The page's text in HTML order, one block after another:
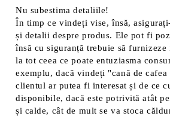
Nu subestima detaliile!
În timp ce vindeți vise, însă,
și detalii despre produs. Ele pot fi
însă cu siguranță trebuie să
la tot ceea ce poate entuziasma
exemplu, dacă vindeți "cană de
clientul ar putea fi interesat și de ce
disponibile, dacă este potrivită atât
și calde, cât de mult se va stoca